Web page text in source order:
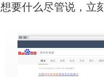
想要什么尽管说，立